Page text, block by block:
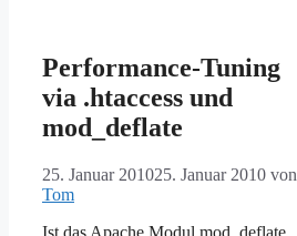
Performance-Tuning
via .htaccess und
mod_deflate
25. Januar 201025. Januar 2010 von
Tom
Ist das Apache Modul mod_deflate